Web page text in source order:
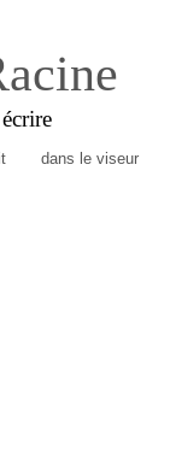
dans le viseur